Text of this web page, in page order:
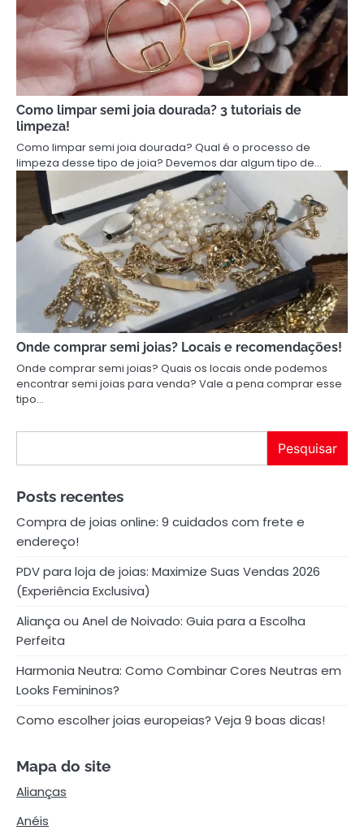
Como limpar semi joia dourada? 3 tutoriais de
limpeza!
Como limpar semi joia dourada? Qual é o processo de
limpeza desse tipo de joia? Devemos dar algum tipo de…
Onde comprar semi joias? Locais e recomendações!
Onde comprar semi joias? Quais os locais onde podemos
encontrar semi joias para venda? Vale a pena comprar esse
tipo…
Pesquisar
Posts recentes
Compra de joias online: 9 cuidados com frete e
endereço!
PDV para loja de joias: Maximize Suas Vendas 2026
(Experiência Exclusiva)
Aliança ou Anel de Noivado: Guia para a Escolha
Perfeita
Harmonia Neutra: Como Combinar Cores Neutras em
Looks Femininos?
Como escolher joias europeias? Veja 9 boas dicas!
Mapa do site
Alianças
Anéis